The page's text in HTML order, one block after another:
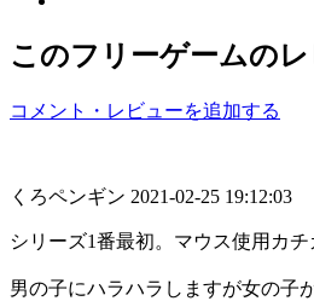
このフリーゲームの
コメント・レビューを追加する
くろペンギン 2021-02-25 19:12:03
シリーズ1番最初。マウス使用カチ
男の子にハラハラしますが女の子